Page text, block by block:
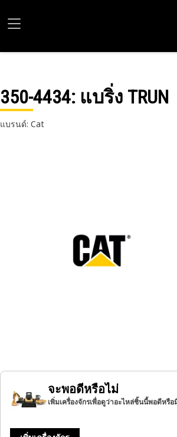
350-4434: แบริ่ง TRUN
แบรนด์: Cat
จะพอดีหรือไม่
เพิ่มเครื่องจักรเพื่อดูว่าอะไหล่ชิ้นนี้พอดีหรื